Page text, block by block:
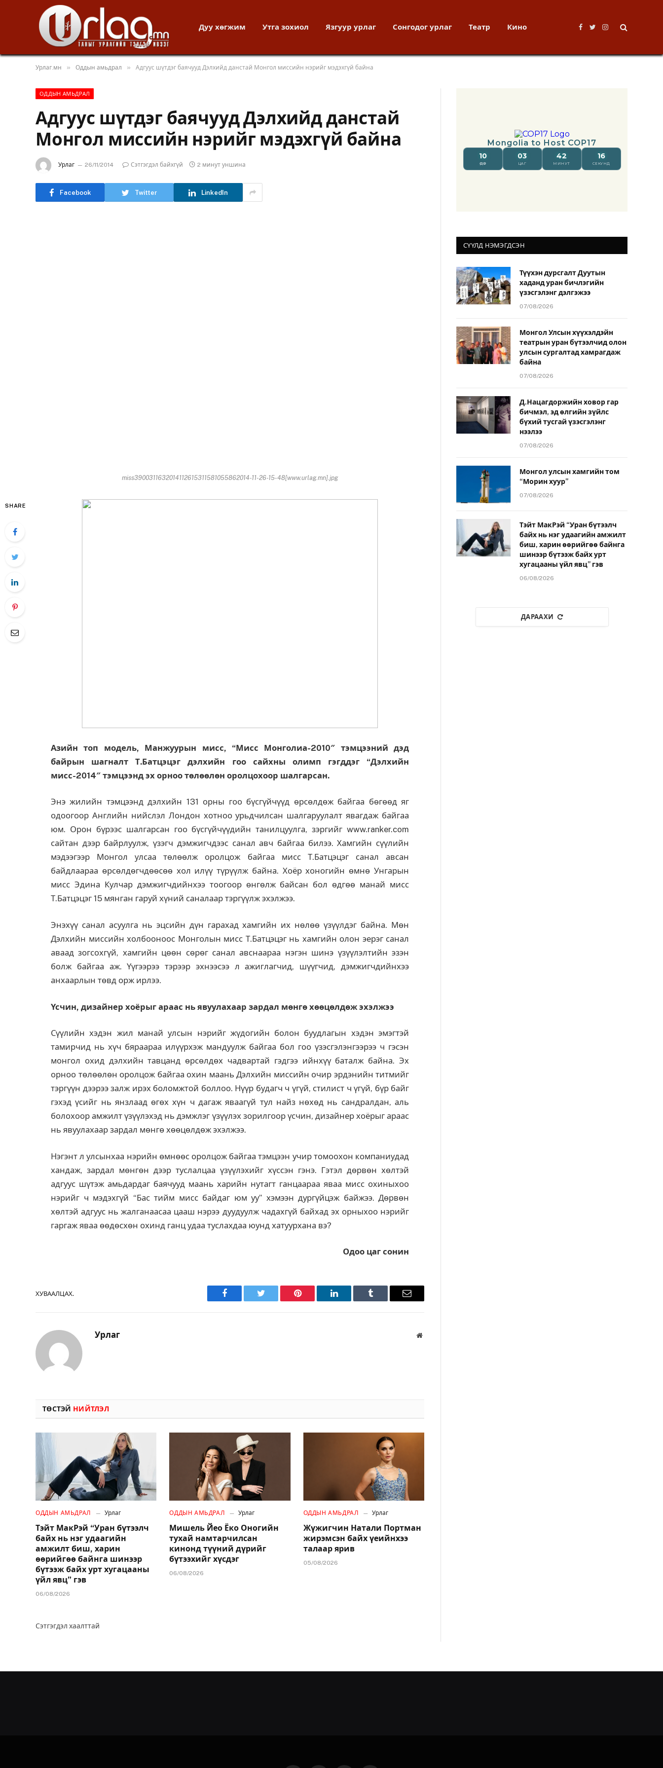
Дуу хөгжим Утга зохиол Язгуур урлаг Сонгодог урлаг Театр Кино
Facebook
TwitterInstagram
Урлаг.мн » Оддын амьдрал » Адгуус шүтдэг баячууд Дэлхийд данстай Монгол миссийн нэрийг мэдэхгүй байна
ОДДЫН АМЬДРАЛ
Адгуус шүтдэг баячууд Дэлхийд данстай
Монгол миссийн нэрийг мэдэхгүй байна
Урлаг 26/11/2014 Сэтгэгдэл байхгүй 2 минут уншина
Facebook Twitter LinkedIn
miss3900311632014112615311581055862014-11-26-15-48[www.urlag.mn].jpg
SHARE
Азийн топ модель, Манжуурын мисс, “Мисс Монголиа-2010″ тэмцээний дэд
байрын шагналт Т.Батцэцэг дэлхийн гоо сайхны олимп гэгддэг “Дэлхийн
мисс-2014″ тэмцээнд эх орноо төлөөлөн оролцохоор шалгарсан.
Энэ жилийн тэмцээнд дэлхийн 131 орны гоо бүсгүйчүүд өрсөлдөж байгаа бөгөөд яг
одоогоор Английн нийслэл Лондон хотноо урьдчилсан шалгаруулалт явагдаж байгаа
юм. Орон бүрээс шалгарсан гоо бүсгүйчүүдийн танилцуулга, зэргийг www.ranker.com
сайтан дээр байрлуулж, үзэгч дэмжигчдээс санал авч байгаа билээ. Хамгийн сүүлийн
мэдээгээр Монгол улсаа төлөөлж оролцож байгаа мисс Т.Батцэцэг санал авсан
байдлаараа өрсөлдөгчдөөсөө хол илүү түрүүлж байна. Хоёр хоногийн өмнө Унгарын
мисс Эдина Кулчар дэмжигчдийнхээ тоогоор өнгөлж байсан бол өдгөө манай мисс
Т.Батцэцэг 15 мянган гаруй хүний саналаар тэргүүлж эхэлжээ.
Энэхүү санал асуулга нь эцсийн дүн гарахад хамгийн их нөлөө үзүүлдэг байна. Мөн
Дэлхийн миссийн холбооноос Монголын мисс Т.Батцэцэг нь хамгийн олон эерэг санал
аваад зогсохгүй, хамгийн цөөн сөрөг санал авснаараа нэгэн шинэ үзүүлэлтийн эзэн
болж байгаа аж. Үүгээрээ тэрээр эхнээсээ л ажиглагчид, шүүгчид, дэмжигчдийнхээ
анхаарлын төвд орж ирлээ.
Үсчин, дизайнер хоёрыг араас нь явуулахаар зардал мөнгө хөөцөлдөж эхэлжээ
Сүүлийн хэдэн жил манай улсын нэрийг жүдогийн болон буудлагын хэдэн эмэгтэй
тамирчид нь хүч бяраараа илүүрхэж мандуулж байгаа бол гоо үзэсгэлэнгээрээ ч гэсэн
монгол охид дэлхийн тавцанд өрсөлдөх чадвартай гэдгээ ийнхүү баталж байна. Эх
орноо төлөөлөн оролцож байгаа охин маань Дэлхийн миссийн очир эрдэнийн титмийг
тэргүүн дээрээ залж ирэх боломжтой боллоо. Нүүр будагч ч үгүй, стилист ч үгүй, бүр байг
гэхэд үсийг нь янзлаад өгөх хүн ч дагаж яваагүй тул найз нөхөд нь сандралдан, аль
болохоор амжилт үзүүлэхэд нь дэмжлэг үзүүлэх зорилгоор үсчин, дизайнер хоёрыг араас
нь явуулахаар зардал мөнгө хөөцөлдөж эхэлжээ.
Нэгэнт л улсынхаа нэрийн өмнөөс оролцож байгаа тэмцээн учир томоохон компаниудад
хандаж, зардал мөнгөн дээр туслалцаа үзүүлэхийг хүссэн гэнэ. Гэтэл дөрвөн хөлтэй
адгуус шүтэж амьдардаг баячууд маань харийн нутагт ганцаараа яваа мисс охиныхоо
нэрийг ч мэдэхгүй “Бас тийм мисс байдаг юм уу” хэмээн дургүйцэж байжээ. Дөрвөн
хөлтэй адгуус нь жалганаасаа цааш нэрээ дуудуулж чадахгүй байхад эх орныхоо нэрийг
гаргаж яваа өөдөсхөн охинд ганц удаа туслахдаа юунд хатуурхана вэ?
Одоо цаг сонин
ХУВААЛЦАХ.
Facebook Twitter Pinterest LinkedIn Tumblr Имэйл
Урлаг Вэбсайт
ТӨСТЭЙ НИЙТЛЭЛ
ОДДЫН АМЬДРАЛ Урлаг
Тэйт МакРэй “Уран бүтээлч
байх нь нэг удаагийн
амжилт биш, харин
өөрийгөө байнга шинээр
бүтээж байх урт хугацааны
үйл явц” гэв
06/08/2026
ОДДЫН АМЬДРАЛ Урлаг
Мишель Йео Ёко Оногийн
тухай намтарчилсан
кинонд түүний дүрийг
бүтээхийг хүсдэг
06/08/2026
ОДДЫН АМЬДРАЛ Урлаг
Жүжигчин Натали Портман
жирэмсэн байх үеийнхээ
талаар ярив
05/08/2026
Сэтгэгдэл хаалттай
СҮҮЛД НЭМЭГДСЭН
Түүхэн дурсгалт Дуутын
хаданд уран бичлэгийн
үзэсгэлэнг дэлгэжээ
07/08/2026
Монгол Улсын хүүхэлдэйн
театрын уран бүтээлчид олон
улсын сургалтад хамрагдаж
байна
07/08/2026
Д.Нацагдоржийн ховор гар
бичмэл, эд өлгийн зүйлс
бүхий тусгай үзэсгэлэнг
нээлээ
07/08/2026
Монгол улсын хамгийн том
“Морин хуур”
07/08/2026
Тэйт МакРэй “Уран бүтээлч
байх нь нэг удаагийн амжилт
биш, харин өөрийгөө байнга
шинээр бүтээж байх урт
хугацааны үйл явц” гэв
06/08/2026
ДАРААХИ